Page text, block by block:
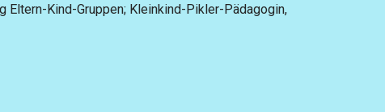
Eltern-Kind-Gruppen; Kleinkind-Pikler-Pädagogin,